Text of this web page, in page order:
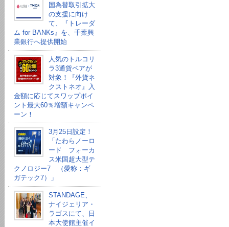
国為替取引拡大
の支援に向け
て、『トレーダ
ム for BANKs』を、千葉興
業銀行へ提供開始
人気のトルコリ
ラ3通貨ペアが
対象！『外貨ネ
クストネオ』入
金額に応じてスワップポイ
ント最大60％増額キャンペ
ーン！
3月25日設定！
「たわらノーロ
ード フォーカ
ス米国超大型テ
クノロジー7 （愛称：ギ
ガテック7）」
STANDAGE、
ナイジェリア・
ラゴスにて、日
本大使館主催イ